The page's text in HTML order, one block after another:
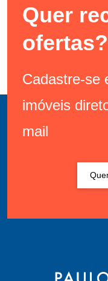
Quer
ofertas?
Cadastre-se
imóveis
mail